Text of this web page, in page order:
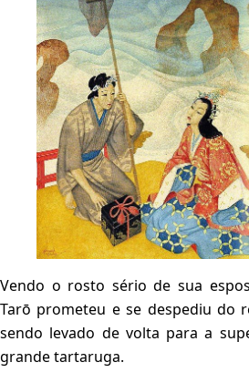
Vendo o rosto sério de sua
Tarō prometeu e se despediu do
sendo levado de volta para a
grande tartaruga.